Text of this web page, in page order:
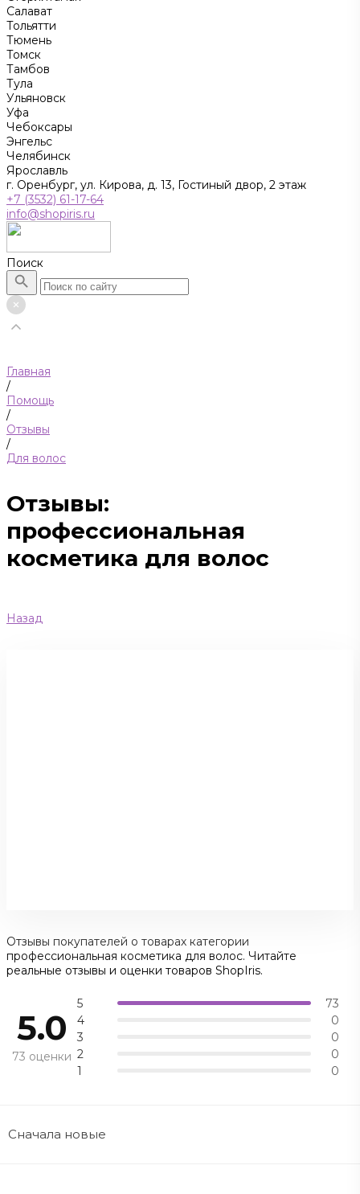
Салават
Тольятти
Тюмень
Томск
Тамбов
Тула
Ульяновск
Уфа
Чебоксары
Энгельс
Челябинск
Ярославль
г. Оренбург, ул. Кирова, д. 13, Гостиный двор, 2 этаж
+7 (3532) 61-17-64
info@shopiris.ru
Поиск
Главная
/
Помощь
/
Отзывы
/
Для волос
Отзывы:
профессиональная
косметика для волос
Назад
Отзывы покупателей о товарах категории
профессиональная косметика для волос. Читайте
реальные отзывы и оценки товаров ShopIris.
5.0
73 оценки
5
73
4
0
3
0
2
0
1
0
Сначала новые